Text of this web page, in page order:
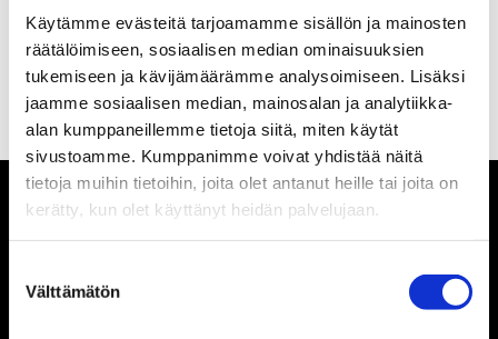
Käytämme evästeitä tarjoamamme sisällön ja mainosten
räätälöimiseen, sosiaalisen median ominaisuuksien
tukemiseen ja kävijämäärämme analysoimiseen. Lisäksi
jaamme sosiaalisen median, mainosalan ja analytiikka-
alan kumppaneillemme tietoja siitä, miten käytät
sivustoamme. Kumppanimme voivat yhdistää näitä
tietoja muihin tietoihin, joita olet antanut heille tai joita on
kerätty, kun olet käyttänyt heidän palvelujaan.
valinta
Välttämätön
Keskiviikko klo10–19
Torstai klo10–17
Perjantai klo10–17
Lauantai klo10–14